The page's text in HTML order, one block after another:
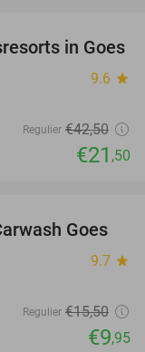
49%
in Goes
9.6 star
Regulier €42,50
€21 ,50
36%
Goes
9.7 star
Regulier €15,50
€9,95